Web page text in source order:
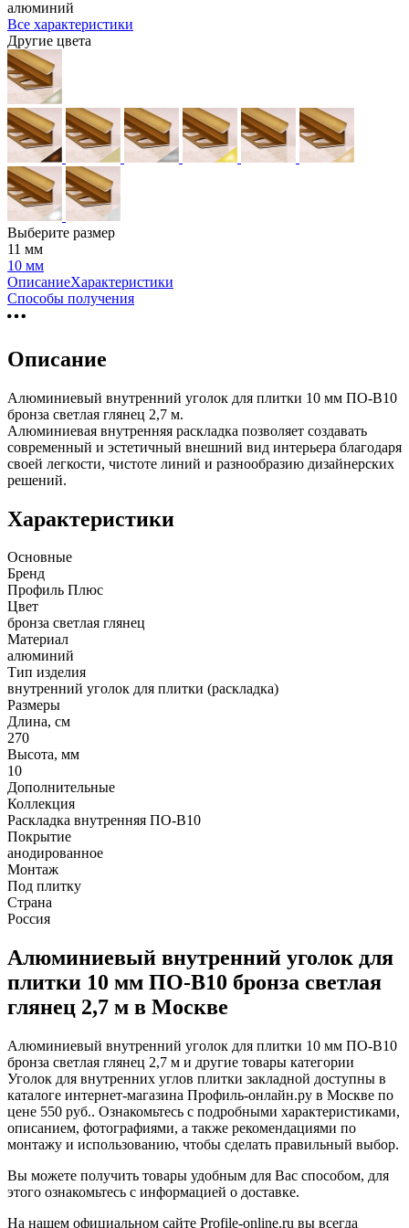
алюминий
Все характеристики
Другие цвета
Выберите размер
11 мм
10 мм
ОписаниеХарактеристики
Способы получения
Описание
Алюминиевый внутренний уголок для плитки 10 мм ПО-В10
бронза светлая глянец 2,7 м.
Алюминиевая внутренняя раскладка позволяет создавать
современный и эстетичный внешний вид интерьера благодаря
своей легкости, чистоте линий и разнообразию дизайнерских
решений.
Характеристики
Основные
Бренд
Профиль Плюс
Цвет
бронза светлая глянец
Материал
алюминий
Тип изделия
внутренний уголок для плитки (раскладка)
Размеры
Длина, см
270
Высота, мм
10
Дополнительные
Коллекция
Раскладка внутренняя ПО-В10
Покрытие
анодированное
Монтаж
Под плитку
Страна
Россия
Алюминиевый внутренний уголок для
плитки 10 мм ПО-В10 бронза светлая
глянец 2,7 м в Москве
Алюминиевый внутренний уголок для плитки 10 мм ПО-В10
бронза светлая глянец 2,7 м и другие товары категории
Уголок для внутренних углов плитки закладной доступны в
каталоге интернет-магазина Профиль-онлайн.ру в Москве по
цене 550 руб.. Ознакомьтесь с подробными характеристиками,
описанием, фотографиями, а также рекомендациями по
монтажу и использованию, чтобы сделать правильный выбор.
Вы можете получить товары удобным для Вас способом, для
этого ознакомьтесь с информацией о доставке.
На нашем официальном сайте Profile-online.ru вы всегда